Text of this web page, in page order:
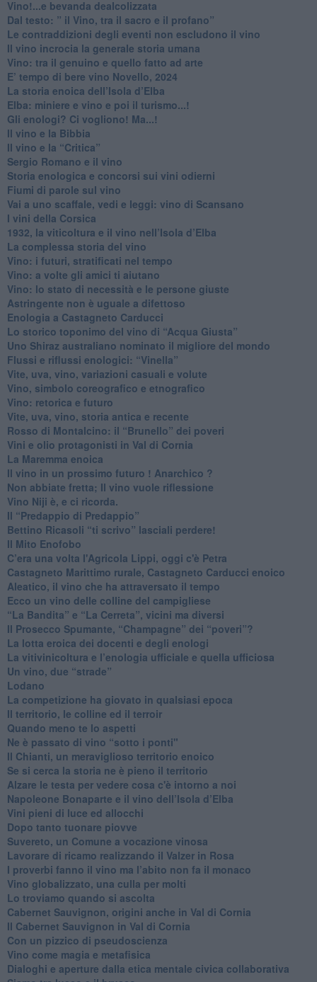
​Vino!...e bevanda dealcolizzata
​Dal testo: ” il Vino, tra il sacro e il profano”
Le contraddizioni degli eventi non escludono il vino
​Il vino incrocia la generale storia umana
Vino: tra il genuino e quello fatto ad arte
E’ tempo di bere vino Novello, 2024
La storia enoica dell’Isola d’Elba
Elba: miniere e vino e poi il turismo...!
​Gli enologi? Ci vogliono! Ma...!
​Il vino e la Bibbia
​Il vino e la “Critica”
Sergio Romano e il vino
​Storia enologica e concorsi sui vini odierni
Fiumi di parole sul vino
​Vai a uno scaffale, vedi e leggi: vino di Scansano
​I vini della Corsica
​1932, la viticoltura e il vino nell’Isola d’Elba
​La complessa storia del vino
​Vino: i futuri, stratificati nel tempo
Vino: a volte gli amici ti aiutano
Vino: lo stato di necessità e le persone giuste
​Astringente non è uguale a difettoso
Enologia a Castagneto Carducci
Lo storico toponimo del vino di “Acqua Giusta”
Uno Shiraz australiano nominato il migliore del mondo
​Flussi e riflussi enologici: “Vinella”
Vite, uva, vino, variazioni casuali e volute
Vino, simbolo coreografico e etnografico
​Vino: retorica e futuro
​Vite, uva, vino, storia antica e recente
​Rosso di Montalcino: il “Brunello” dei poveri
Vini e olio protagonisti in Val di Cornia
​La Maremma enoica
Il vino in un prossimo futuro ! Anarchico ?
​Non abbiate fretta; Il vino vuole riflessione
​Vino Niji è, e ci ricorda.
Il “Predappio di Predappio”
Bettino Ricasoli “ti scrivo” lasciali perdere!
Il Mito Enofobo
​C’era una volta l'Agricola Lippi, oggi c'è Petra
​Castagneto Marittimo rurale, Castagneto Carducci enoico
Aleatico, il vino che ha attraversato il tempo
Ecco un vino delle colline del campigliese
“La Bandita” e “La Cerreta”, vicini ma diversi
​Il Prosecco Spumante, “Champagne” dei “poveri”?
​La lotta eroica dei docenti e degli enologi
​La vitivinicoltura e l’enologia ufficiale e quella ufficiosa
​Un vino, due “strade”
Lodano
​La competizione ha giovato in qualsiasi epoca
Il territorio, le colline ed il terroir
Quando meno te lo aspetti
​Ne è passato di vino “sotto i ponti"
​Il Chianti, un meraviglioso territorio enoico
​Se si cerca la storia ne è pieno il territorio
Alzare le testa per vedere cosa c'è intorno a noi
​Napoleone Bonaparte e il vino dell’Isola d’Elba
Vini pieni di luce ed allocchi
Dopo tanto tuonare piovve
Suvereto, un Comune a vocazione vinosa
Lavorare di ricamo realizzando il Valzer in Rosa
​I proverbi fanno il vino ma l’abito non fa il monaco
Vino globalizzato, una culla per molti
Lo troviamo quando si ascolta
Cabernet Sauvignon, origini anche in Val di Cornia
Il Cabernet Sauvignon in Val di Cornia
Con un pizzico di pseudoscienza
​Vino come magia e metafisica
Dialoghi e aperture dalla etica mentale civica collaborativa